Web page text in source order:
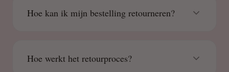
Hoe kan ik mijn bestelling retourneren?
Hoe werkt het retourproces?